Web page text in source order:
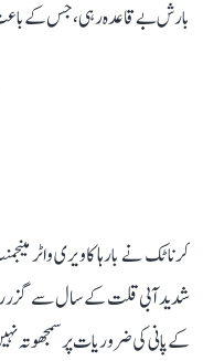
بارش بے قاعدہ رہی، جس کے
کرناٹک نے بارہا کاویری واٹر
شدید آبی قلت کے سال سے گزر
کے پانی کی ضروریات پر سمجھوتہ